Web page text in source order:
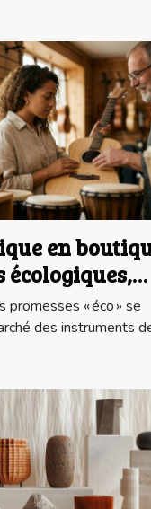
en
?
promesses « éco » se
des instruments